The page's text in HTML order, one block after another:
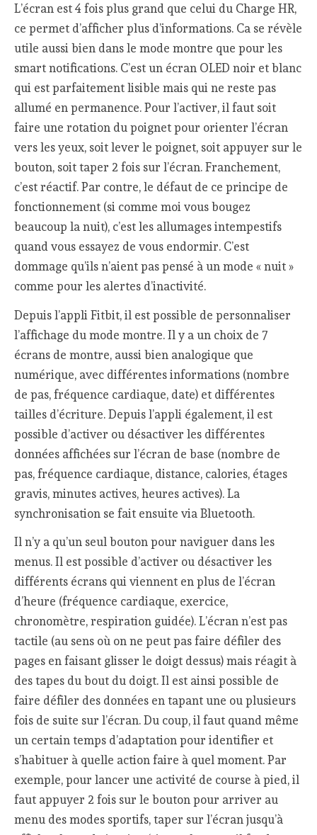
L’écran est 4 fois plus grand que celui du Charge HR,
ce permet d’afficher plus d’informations. Ca se révèle
utile aussi bien dans le mode montre que pour les
smart notifications. C’est un écran OLED noir et blanc
qui est parfaitement lisible mais qui ne reste pas
allumé en permanence. Pour l’activer, il faut soit
faire une rotation du poignet pour orienter l’écran
vers les yeux, soit lever le poignet, soit appuyer sur le
bouton, soit taper 2 fois sur l’écran. Franchement,
c’est réactif. Par contre, le défaut de ce principe de
fonctionnement (si comme moi vous bougez
beaucoup la nuit), c’est les allumages intempestifs
quand vous essayez de vous endormir. C’est
dommage qu’ils n’aient pas pensé à un mode « nuit »
comme pour les alertes d’inactivité.
Depuis l’appli Fitbit, il est possible de personnaliser
l’affichage du mode montre. Il y a un choix de 7
écrans de montre, aussi bien analogique que
numérique, avec différentes informations (nombre
de pas, fréquence cardiaque, date) et différentes
tailles d’écriture. Depuis l’appli également, il est
possible d’activer ou désactiver les différentes
données affichées sur l’écran de base (nombre de
pas, fréquence cardiaque, distance, calories, étages
gravis, minutes actives, heures actives). La
synchronisation se fait ensuite via Bluetooth.
Il n’y a qu’un seul bouton pour naviguer dans les
menus. Il est possible d’activer ou désactiver les
différents écrans qui viennent en plus de l’écran
d’heure (fréquence cardiaque, exercice,
chronomètre, respiration guidée). L’écran n’est pas
tactile (au sens où on ne peut pas faire défiler des
pages en faisant glisser le doigt dessus) mais réagit à
des tapes du bout du doigt. Il est ainsi possible de
faire défiler des données en tapant une ou plusieurs
fois de suite sur l’écran. Du coup, il faut quand même
un certain temps d’adaptation pour identifier et
s’habituer à quelle action faire à quel moment. Par
exemple, pour lancer une activité de course à pied, il
faut appuyer 2 fois sur le bouton pour arriver au
menu des modes sportifs, taper sur l’écran jusqu’à